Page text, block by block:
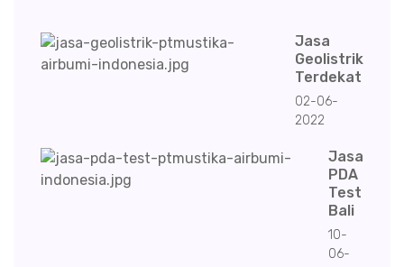
Jasa
Geolistrik
Terdekat
02-06-
2022
Jasa
PDA
Test
Bali
10-
06-